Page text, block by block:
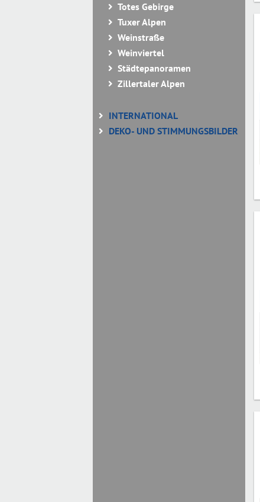
Totes Gebirge
Tuxer Alpen
Weinstraße
Weinviertel
Städtepanoramen
Zillertaler Alpen
INTERNATIONAL
DEKO- UND STIMMUNGSBILDER